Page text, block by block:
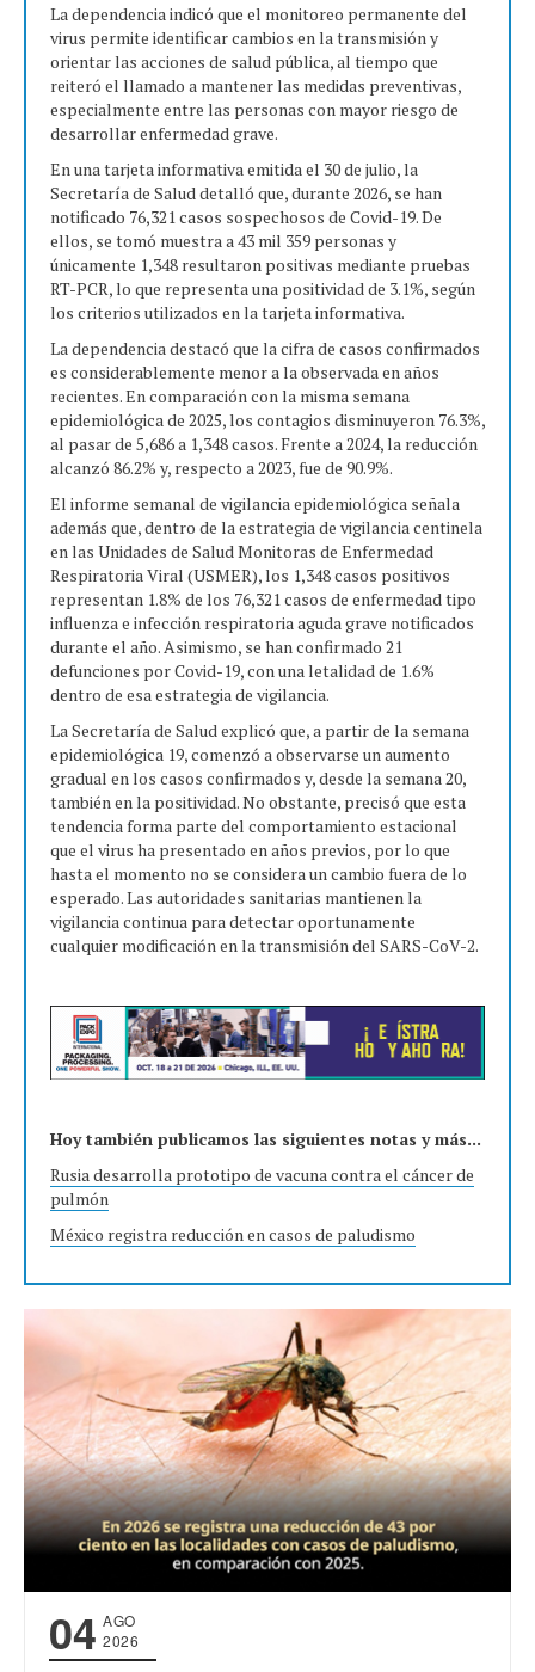
La dependencia indicó que el monitoreo permanente del
virus permite identificar cambios en la transmisión y
orientar las acciones de salud pública, al tiempo que
reiteró el llamado a mantener las medidas preventivas,
especialmente entre las personas con mayor riesgo de
desarrollar enfermedad grave.
En una tarjeta informativa emitida el 30 de julio, la
Secretaría de Salud detalló que, durante 2026, se han
notificado 76,321 casos sospechosos de Covid-19. De
ellos, se tomó muestra a 43 mil 359 personas y
únicamente 1,348 resultaron positivas mediante pruebas
RT-PCR, lo que representa una positividad de 3.1%, según
los criterios utilizados en la tarjeta informativa.
La dependencia destacó que la cifra de casos confirmados
es considerablemente menor a la observada en años
recientes. En comparación con la misma semana
epidemiológica de 2025, los contagios disminuyeron 76.3%,
al pasar de 5,686 a 1,348 casos. Frente a 2024, la reducción
alcanzó 86.2% y, respecto a 2023, fue de 90.9%.
El informe semanal de vigilancia epidemiológica señala
además que, dentro de la estrategia de vigilancia centinela
en las Unidades de Salud Monitoras de Enfermedad
Respiratoria Viral (USMER), los 1,348 casos positivos
representan 1.8% de los 76,321 casos de enfermedad tipo
influenza e infección respiratoria aguda grave notificados
durante el año. Asimismo, se han confirmado 21
defunciones por Covid-19, con una letalidad de 1.6%
dentro de esa estrategia de vigilancia.
La Secretaría de Salud explicó que, a partir de la semana
epidemiológica 19, comenzó a observarse un aumento
gradual en los casos confirmados y, desde la semana 20,
también en la positividad. No obstante, precisó que esta
tendencia forma parte del comportamiento estacional
que el virus ha presentado en años previos, por lo que
hasta el momento no se considera un cambio fuera de lo
esperado. Las autoridades sanitarias mantienen la
vigilancia continua para detectar oportunamente
cualquier modificación en la transmisión del SARS-CoV-2.
Hoy también publicamos las siguientes notas y más...
Rusia desarrolla prototipo de vacuna contra el cáncer de
pulmón
México registra reducción en casos de paludismo
04 AGO
2026